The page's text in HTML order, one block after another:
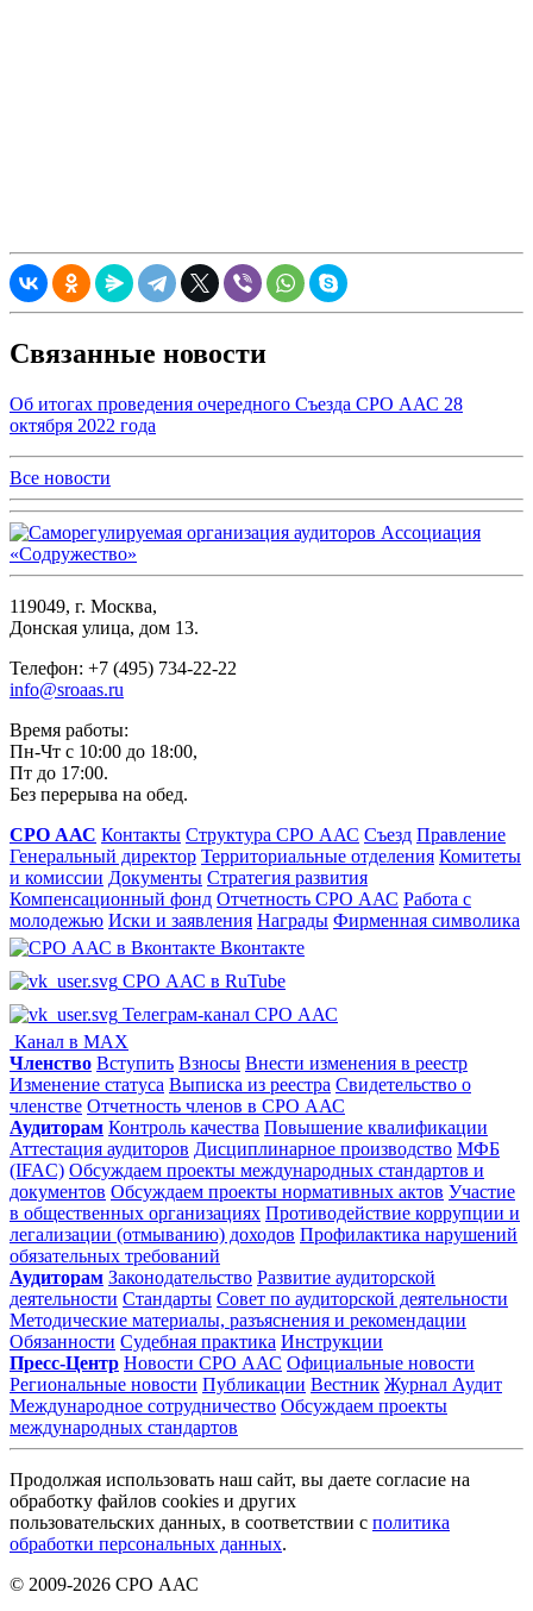
Связанные новости
Об итогах проведения очередного Съезда СРО ААС 28
октября 2022 года
Все новости
119049, г. Москва,
Донская улица, дом 13.
Телефон: +7 (495) 734-22-22
info@sroaas.ru
Время работы:
Пн-Чт с 10:00 до 18:00,
Пт до 17:00.
Без перерыва на обед.
СРО ААС Контакты Структура СРО ААС Съезд Правление
Генеральный директор Территориальные отделения Комитеты
и комиссии Документы Стратегия развития
Компенсационный фонд Отчетность СРО ААС Работа с
молодежью Иски и заявления Награды Фирменная символика
Вконтакте
СРО ААС в RuTube
Телеграм-канал СРО ААС
Канал в MAX
Членство Вступить Взносы Внести изменения в реестр
Изменение статуса Выписка из реестра Свидетельство о
членстве Отчетность членов в СРО ААС
Аудиторам Контроль качества Повышение квалификации
Аттестация аудиторов Дисциплинарное производство МФБ
(IFAC) Обсуждаем проекты международных стандартов и
документов Обсуждаем проекты нормативных актов Участие
в общественных организациях Противодействие коррупции и
легализации (отмыванию) доходов Профилактика нарушений
обязательных требований
Аудиторам Законодательство Развитие аудиторской
деятельности Стандарты Совет по аудиторской деятельности
Методические материалы, разъяснения и рекомендации
Обязанности Судебная практика Инструкции
Пресс-Центр Новости СРО ААС Официальные новости
Региональные новости Публикации Вестник Журнал Аудит
Международное сотрудничество Обсуждаем проекты
международных стандартов
Продолжая использовать наш сайт, вы даете согласие на
обработку файлов cookies и других
пользовательских данных, в соответствии с политика
обработки персональных данных.
© 2009-2026 СРО ААС